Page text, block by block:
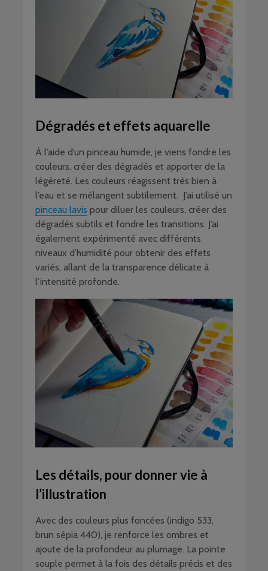
Dégradés et effets aquarelle
À l’aide d’un pinceau humide, je viens fondre les
couleurs, créer des dégradés et apporter de la
légèreté. Les couleurs réagissent très bien à
l’eau et se mélangent subtilement. J’ai utilisé un
pinceau lavis pour diluer les couleurs, créer des
dégradés subtils et fondre les transitions. J’ai
également expérimenté avec différents
niveaux d’humidité pour obtenir des effets
variés, allant de la transparence délicate à
l’intensité profonde.
Les détails, pour donner vie à
l’illustration
Avec des couleurs plus foncées (indigo 533,
brun sépia 440), je renforce les ombres et
ajoute de la profondeur au plumage. La pointe
souple permet à la fois des détails précis et des